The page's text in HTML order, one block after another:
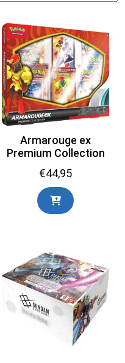
Armarouge ex
Premium Collection
€44,95